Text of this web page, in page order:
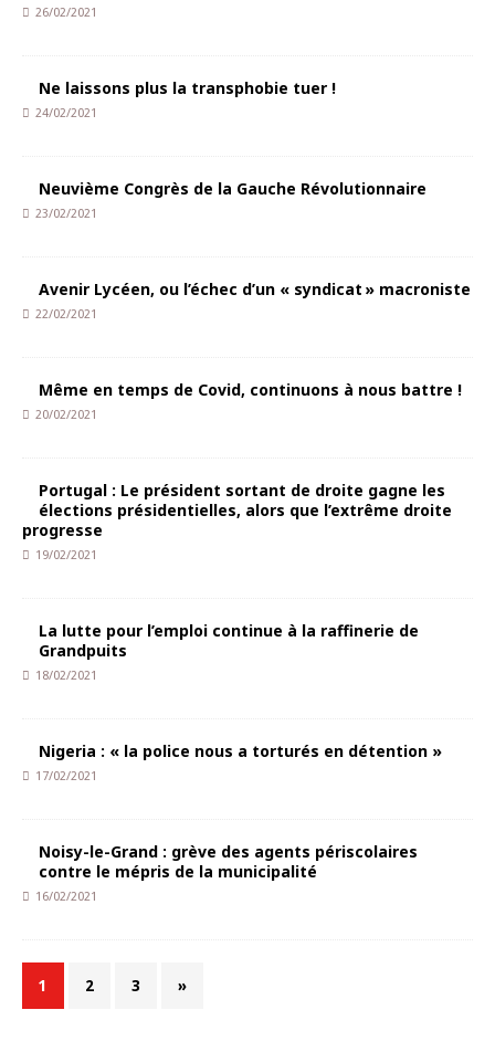
26/02/2021
Ne laissons plus la transphobie tuer !
24/02/2021
Neuvième Congrès de la Gauche Révolutionnaire
23/02/2021
Avenir Lycéen, ou l’échec d’un « syndicat » macroniste
22/02/2021
Même en temps de Covid, continuons à nous battre !
20/02/2021
Portugal : Le président sortant de droite gagne les
élections présidentielles, alors que l’extrême droite
progresse
19/02/2021
La lutte pour l’emploi continue à la raffinerie de
Grandpuits
18/02/2021
Nigeria : « la police nous a torturés en détention »
17/02/2021
Noisy-le-Grand : grève des agents périscolaires
contre le mépris de la municipalité
16/02/2021
1 2 3 »